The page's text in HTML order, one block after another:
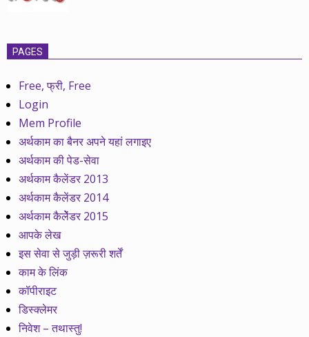
PAGES
Free, फ्री, Free
Login
Mem Profile
अर्थकाम का बैनर अपने यहां लगाइए
अर्थकाम की पेड-सेवा
अर्थकाम कैलेंडर 2013
अर्थकाम कैलेंडर 2014
अर्थकाम कैलेेंडर 2015
आपके लेख
इस सेवा से जुड़ी ज़रूरी शर्तें
काम के लिंक
कॉपीराइट
डिस्क्लेमर
निवेश – तथास्तु!